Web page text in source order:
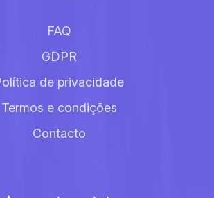
FAQ
GDPR
de privacidade
Termos e condições
Contacto